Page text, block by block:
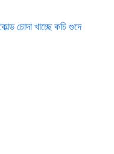
চোদা খাচ্ছে কচি গুদে